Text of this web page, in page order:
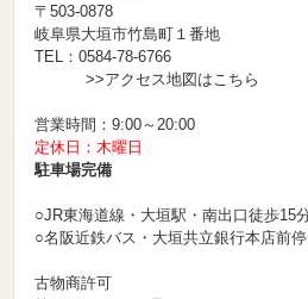
〒503-0878
岐阜県大垣市竹島町１番地
TEL：0584-78-6766
>>アクセス地図はこちら
営業時間：9:00～20:00
定休日：木曜日
駐車場完備
○JR東海道線・大垣駅・南出口徒歩15
○名阪近鉄バス・大垣共立銀行本店前
古物商許可